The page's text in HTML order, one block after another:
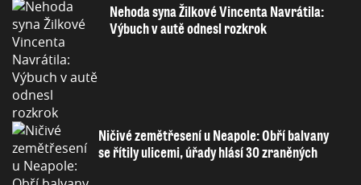
Nehoda syna Žilkové Vincenta Navrátila:
Výbuch v autě odnesl rozkrok
Ničivé zemětřesení u Neapole: Obří balvany
se řítily ulicemi, úřady hlásí 30 zraněných